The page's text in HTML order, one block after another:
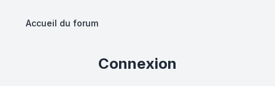
Accueil du forum
Connexion